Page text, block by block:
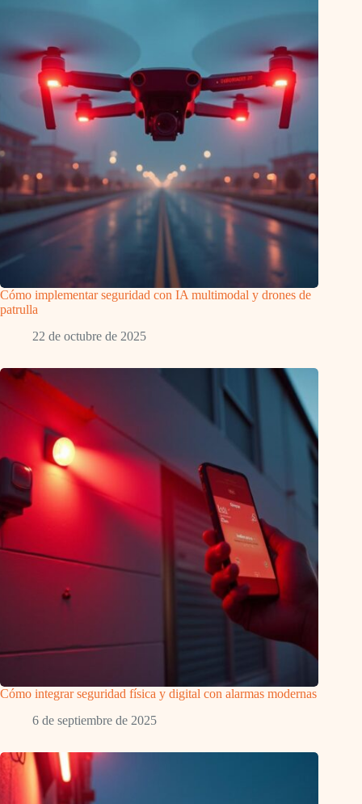
Cómo implementar seguridad con IA multimodal y drones de
patrulla
22 de octubre de 2025
Cómo integrar seguridad física y digital con alarmas modernas
6 de septiembre de 2025